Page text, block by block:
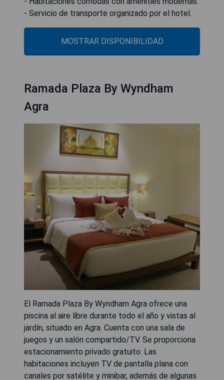
- Servicio de transporte organizado por el hotel.
MOSTRAR DISPONIBILIDAD
Ramada Plaza By Wyndham
Agra
El Ramada Plaza By Wyndham Agra ofrece una
piscina al aire libre durante todo el año y vistas al
jardín, situado en Agra. Cuenta con una sala de
juegos y un salón compartido/TV. Se proporciona
estacionamiento privado gratuito. Las
habitaciones incluyen TV de pantalla plana con
canales por satélite y minibar, además de algunas